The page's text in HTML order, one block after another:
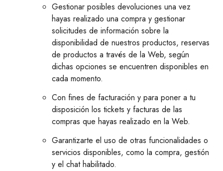
Gestionar posibles devoluciones una vez
hayas realizado una compra y gestionar
solicitudes de información sobre la
disponibilidad de nuestros productos, reservas
de productos a través de la Web, según
dichas opciones se encuentren disponibles en
cada momento.
Con fines de facturación y para poner a tu
disposición los tickets y facturas de las
compras que hayas realizado en la Web.
Garantizarte el uso de otras funcionalidades o
servicios disponibles, como la compra, gestión
y el chat habilitado.